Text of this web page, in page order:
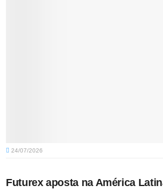
24/07/2026
Futurex aposta na América